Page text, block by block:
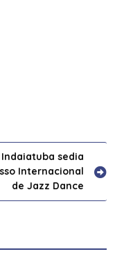
Indaiatuba sedia
Internacional
de Jazz Dance